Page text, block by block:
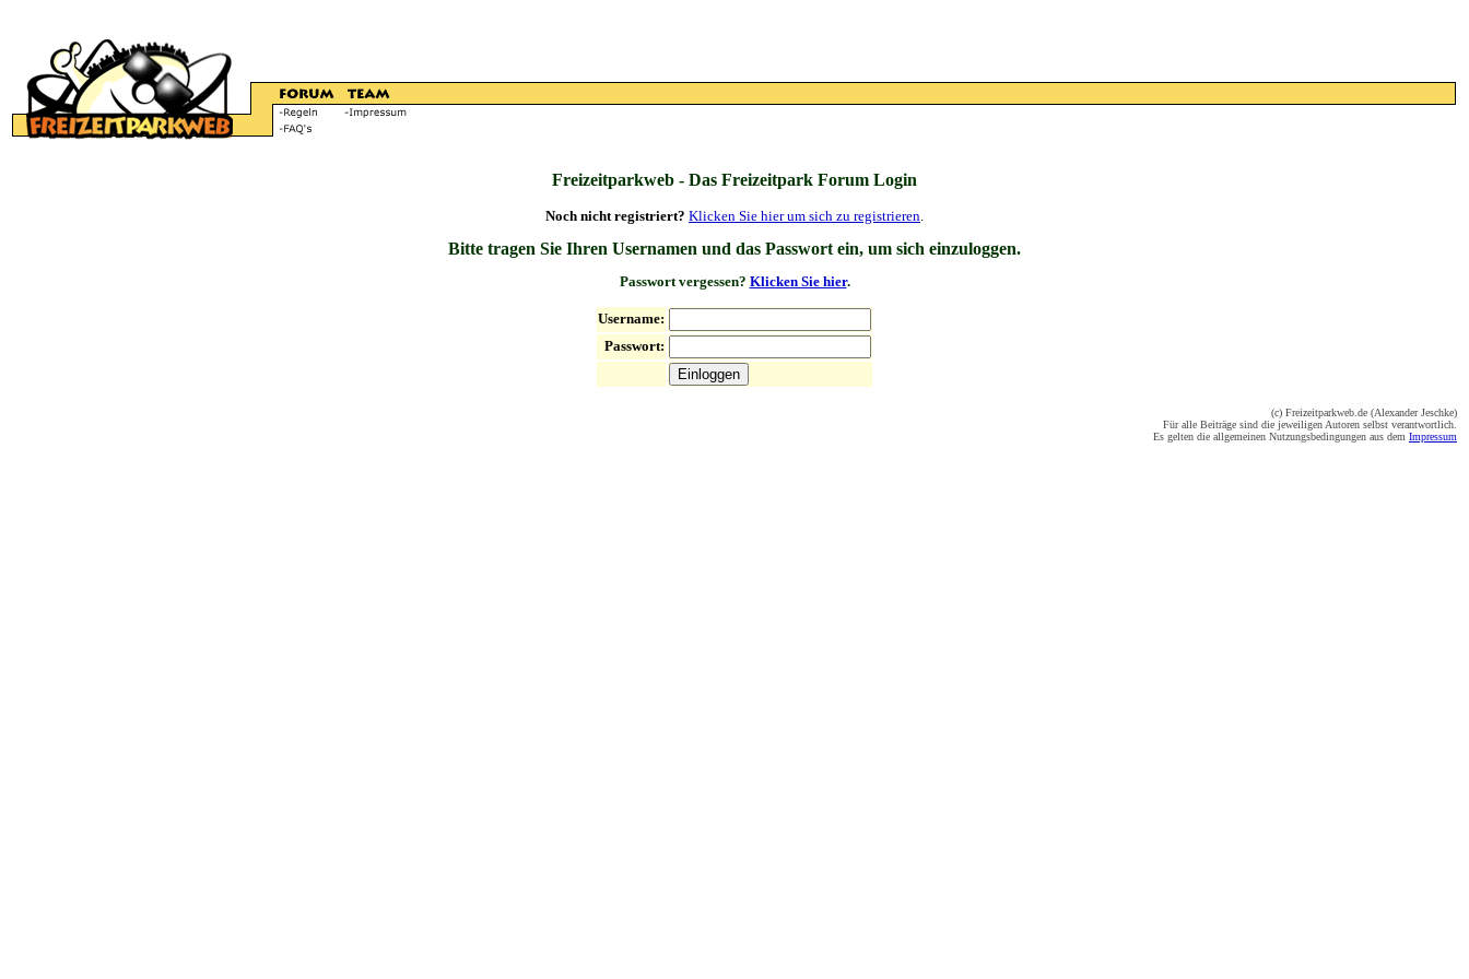
Freizeitparkweb - Das Freizeitpark Forum Login
Noch nicht registriert? Klicken Sie hier um sich zu registrieren.
Bitte tragen Sie Ihren Usernamen und das Passwort ein, um sich einzuloggen.
Passwort vergessen? Klicken Sie hier.
Username:
Passwort:
(c) Freizeitparkweb.de (Alexander Jeschke)
Für alle Beiträge sind die jeweiligen Autoren selbst verantwortlich.
Es gelten die allgemeinen Nutzungsbedingungen aus dem Impressum